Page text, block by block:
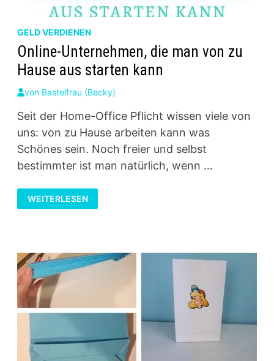
GELD VERDIENEN
Online-Unternehmen, die man von zu
Hause aus starten kann
von Bastelfrau (Becky)
Seit der Home-Office Pflicht wissen viele von
uns: von zu Hause arbeiten kann was
Schönes sein. Noch freier und selbst
bestimmter ist man natürlich, wenn …
ONLINE-
UNTERNEHMEN,
DIE
AUS
STARTEN
KANN
WEITERLESEN